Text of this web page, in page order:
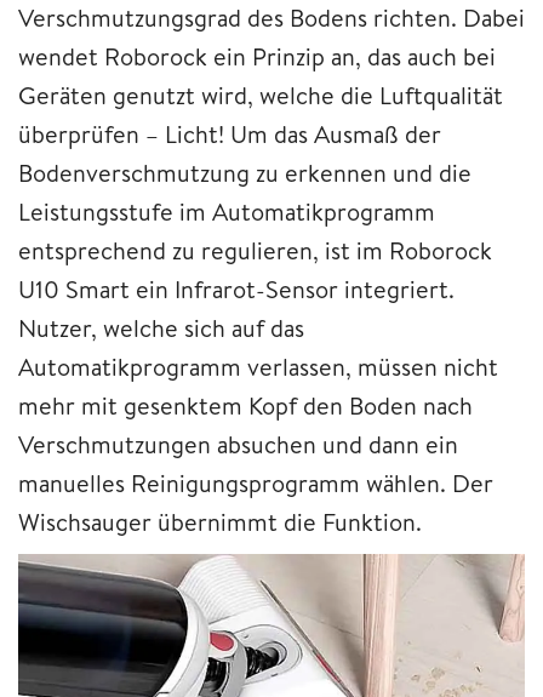
Verschmutzungsgrad des Bodens richten. Dabei
wendet Roborock ein Prinzip an, das auch bei
Geräten genutzt wird, welche die Luftqualität
überprüfen – Licht! Um das Ausmaß der
Bodenverschmutzung zu erkennen und die
Leistungsstufe im Automatikprogramm
entsprechend zu regulieren, ist im Roborock
U10 Smart ein Infrarot-Sensor integriert.
Nutzer, welche sich auf das
Automatikprogramm verlassen, müssen nicht
mehr mit gesenktem Kopf den Boden nach
Verschmutzungen absuchen und dann ein
manuelles Reinigungsprogramm wählen. Der
Wischsauger übernimmt die Funktion.